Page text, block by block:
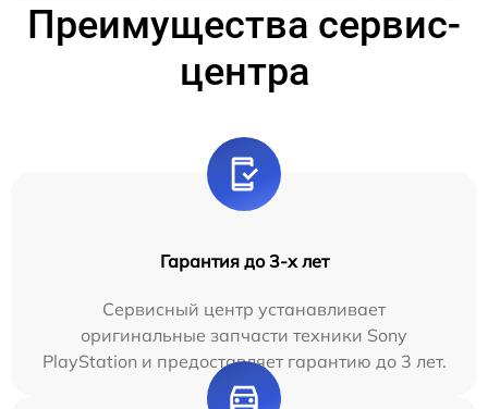
Преимущества сервис-
центра
Гарантия до 3-х лет
Сервисный центр устанавливает
оригинальные запчасти техники Sony
PlayStation и предоставляет гарантию до 3 лет.